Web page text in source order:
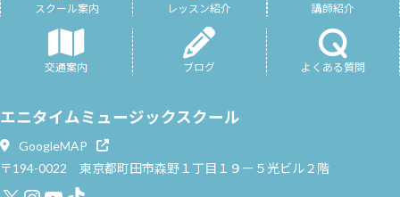
スクール案内 レッスン紹介 講師紹介
交通案内 ブログ よくある質問
エニタイムミュージックスクール
GoogleMAP
〒194-0022 東京都町田市森野１丁目１９ー５光ビル２階